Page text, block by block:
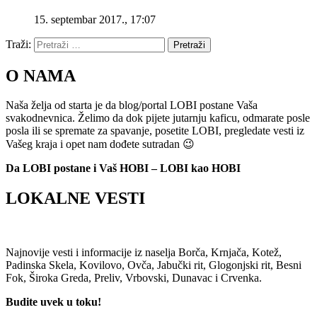
15. septembar 2017., 17:07
Traži: Pretraži
O NAMA
Naša želja od starta je da blog/portal LOBI postane Vaša
svakodnevnica. Želimo da dok pijete jutarnju kaficu, odmarate posle
posla ili se spremate za spavanje, posetite LOBI, pregledate vesti iz
Vašeg kraja i opet nam dođete sutradan 😉
Da LOBI postane i Vaš HOBI – LOBI kao HOBI
LOKALNE VESTI
Najnovije vesti i informacije iz naselja Borča, Krnjača, Kotež,
Padinska Skela, Kovilovo, Ovča, Jabučki rit, Glogonjski rit, Besni
Fok, Široka Greda, Preliv, Vrbovski, Dunavac i Crvenka.
Budite uvek u toku!